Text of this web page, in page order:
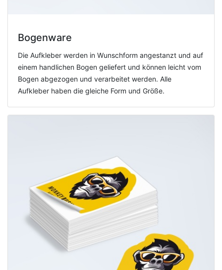
Bogenware
Die Aufkleber werden in Wunschform angestanzt und auf
einem handlichen Bogen geliefert und können leicht vom
Bogen abgezogen und verarbeitet werden. Alle
Aufkleber haben die gleiche Form und Größe.